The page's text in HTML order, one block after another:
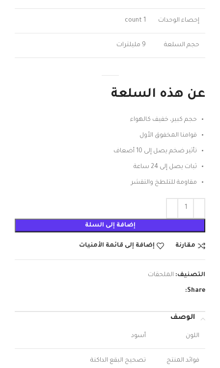
إحصاء الوحدات 1 count
حجم السلعة 9 مليلترات
عن هذه السلعة
حجم كبير، خفيف كالهواء
قوامنا المخفوق الأول
تأثير ضخم يصل إلى 10 أضعاف
ثبات يصل إلى 24 ساعة
مقاومة للتلطخ والتقشر
إضافة إلى السلة
مقارنة إضافة إلى قائمة الأمنيات
التصنيف: الملحقات
Share:
الوصف
اللون أسود
فوائد المنتج تصحيح البقع الداكنة